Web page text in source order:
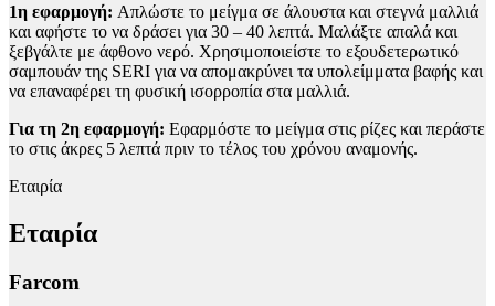
1η εφαρμογή: Απλώστε το μείγμα σε άλουστα και στεγνά μαλλιά
και αφήστε το να δράσει για 30 – 40 λεπτά. Μαλάξτε απαλά και
ξεβγάλτε με άφθονο νερό. Χρησιμοποιείστε το εξουδετερωτικό
σαμπουάν της SERI για να απομακρύνει τα υπολείμματα βαφής και
να επαναφέρει τη φυσική ισορροπία στα μαλλιά.
Για τη 2η εφαρμογή: Εφαρμόστε το μείγμα στις ρίζες και περάστε
το στις άκρες 5 λεπτά πριν το τέλος του χρόνου αναμονής.
Εταιρία
Εταιρία
Farcom